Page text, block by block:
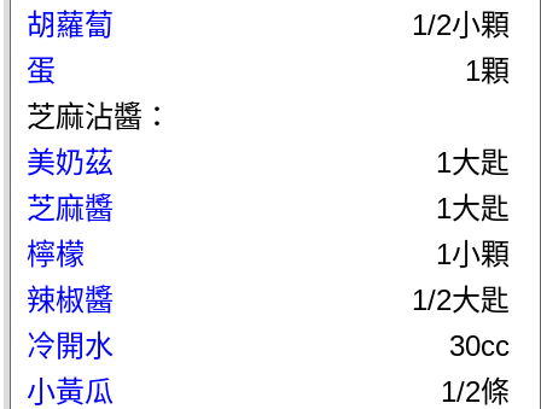
胡蘿蔔
1/2小顆
蛋
1顆
芝麻沾醬：
美奶茲
1大匙
芝麻醬
1大匙
檸檬
1小顆
辣椒醬
1/2大匙
冷開水
30cc
小黃瓜
1/2條